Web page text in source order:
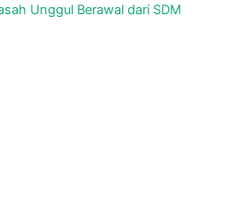
Unggul Berawal dari SDM